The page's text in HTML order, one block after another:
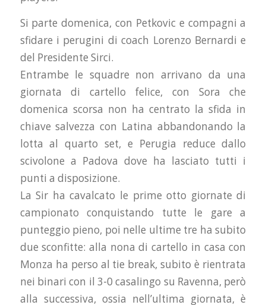
Si parte domenica, con Petkovic e compagni a
sfidare i perugini di coach Lorenzo Bernardi e
del Presidente Sirci.
Entrambe le squadre non arrivano da una
giornata di cartello felice, con Sora che
domenica scorsa non ha centrato la sfida in
chiave salvezza con Latina abbandonando la
lotta al quarto set, e Perugia reduce dallo
scivolone a Padova dove ha lasciato tutti i
punti a disposizione.
La Sir ha cavalcato le prime otto giornate di
campionato conquistando tutte le gare a
punteggio pieno, poi nelle ultime tre ha subito
due sconfitte: alla nona di cartello in casa con
Monza ha perso al tie break, subito è rientrata
nei binari con il 3-0 casalingo su Ravenna, però
alla successiva, ossia nell’ultima giornata, è